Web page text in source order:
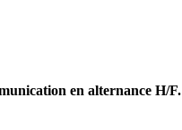
en alternance H/F.